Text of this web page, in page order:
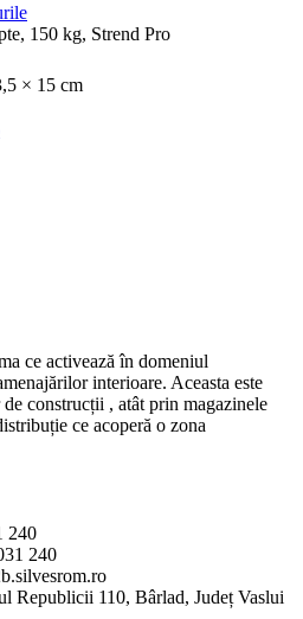
150 kg, Strend Pro
× 15 cm
ce activează în domeniul
interioare. Aceasta este
construcții , atât prin magazinele
ce acoperă o zona
240
240
Republicii 110, Bârlad, Județ Vaslui